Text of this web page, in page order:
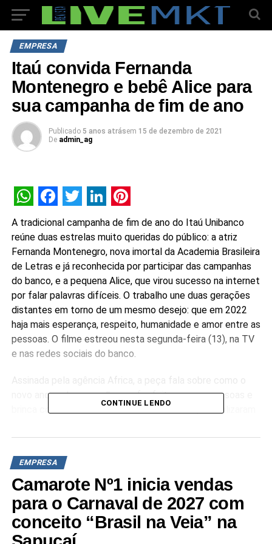
EMPRESA
Itaú convida Fernanda
Montenegro e bebê Alice para
sua campanha de fim de ano
Publicado 5 anos atrásem 15 de dezembro de 2021
De admin_ag
WhatsApp
Facebook
Twitter
LinkedIn
Pinterest
A tradicional campanha de fim de ano do Itaú Unibanco
reúne duas estrelas muito queridas do público: a atriz
Fernanda Montenegro, nova imortal da Academia Brasileira
de Letras e já reconhecida por participar das campanhas
do banco, e a pequena Alice, que virou sucesso na internet
por falar palavras difíceis. O trabalho une duas gerações
distantes em torno de um mesmo desejo: que em 2022
haja mais esperança, respeito, humanidade e amor entre as
pessoas. O filme estreou nesta segunda-feira (13), na TV
e nas redes sociais do banco.
Assinada pela agência Africa, a peça fala sobre como o
novo ano pode ser melhor se for feito com as pessoas e
brinca com a dinâmica dos vídeos da Alice que viralizaram
veterana a repetir palavras e expressões que “ajudam a
proprietários do banco, o filme estará disponível para
compartilhamento em grupos do Facebook e no
“Os dois últimos anos foram bastante desafiadores,
exigindo resiliência, empatia e adaptação. Com o filme da
CONTINUE LENDO
EMPRESA
Camarote Nº1 inicia vendas
para o Carnaval de 2027 com
conceito “Brasil na Veia” na